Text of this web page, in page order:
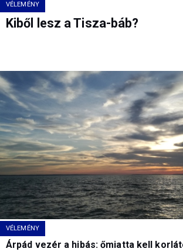
VÉLEMÉNY
Kiből lesz a Tisza-báb?
VÉLEMÉNY
Árpád vezér a hibás: őmiatta kell